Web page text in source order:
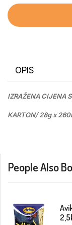
OPIS
IZRAŽENA CIJENA
KARTON/ 28g x
People Also